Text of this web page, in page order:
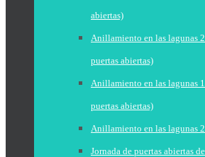
abiertas)
Anillamiento en las lagunas
puertas abiertas)
Anillamiento en las lagunas
puertas abiertas)
Anillamiento en las lagunas
Jornada de puertas abiertas